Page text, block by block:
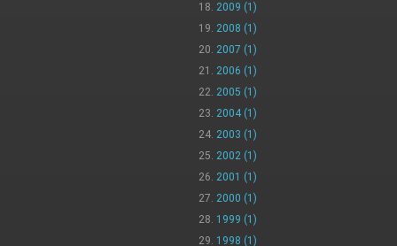
2009 (1)
2008 (1)
2007 (1)
2006 (1)
2005 (1)
2004 (1)
2003 (1)
2002 (1)
2001 (1)
2000 (1)
1999 (1)
1998 (1)